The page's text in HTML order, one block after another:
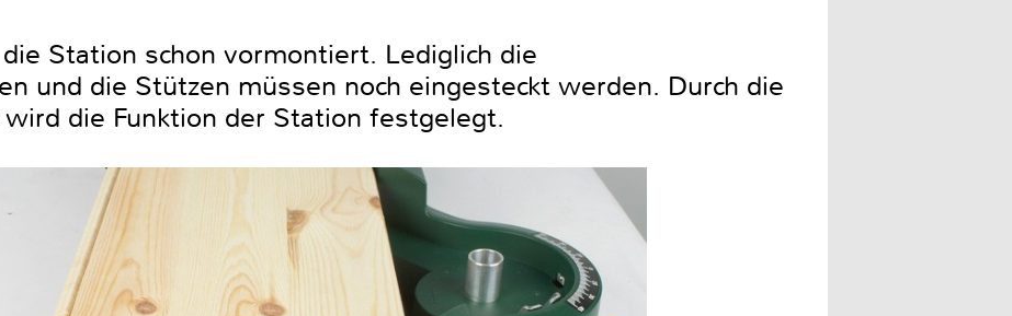
Station schon vormontiert. Lediglich die
und die Stützen müssen noch eingesteckt werden. Durch die
die Funktion der Station festgelegt.